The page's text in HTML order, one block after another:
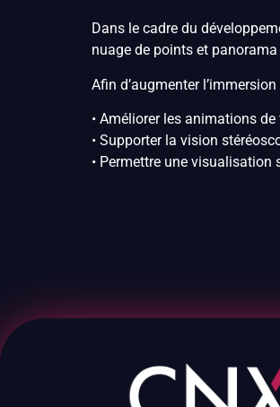
Dans le cadre du
nuage de points et
Afin d’augmenter
• Améliorer les animations
• Supporter la vision
• Permettre une